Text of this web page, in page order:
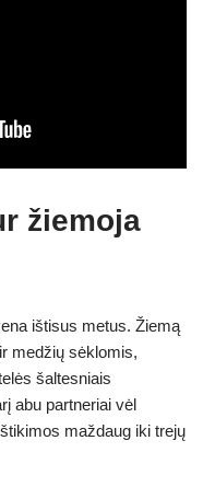
žiemoja
ištisus metus. Žiemą
medžių sėklomis,
šaltesniais
abu partneriai vėl
maždaug iki trejų